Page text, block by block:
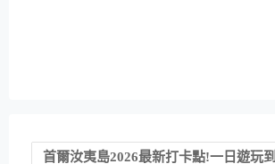
首爾汝夷島2026最新打卡點!一日遊玩到